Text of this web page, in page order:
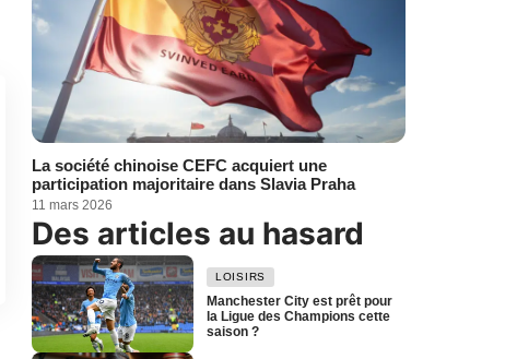
La société chinoise CEFC acquiert une
participation majoritaire dans Slavia Praha
11 mars 2026
Des articles au hasard
LOISIRS
Manchester City est prêt pour
la Ligue des Champions cette
saison ?